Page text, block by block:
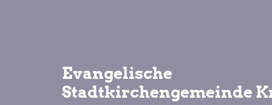
Evangelische
Stadtkirchengemeinde